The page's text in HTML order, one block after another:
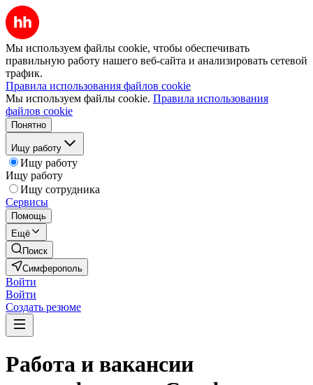
Мы используем файлы cookie, чтобы обеспечивать
правильную работу нашего веб-сайта и анализировать сетевой
трафик.
Правила использования файлов cookie
Мы используем файлы cookie. Правила использования
файлов cookie
Понятно
Ищу работу
Ищу работу
Ищу работу
Ищу сотрудника
Сервисы
Помощь
Ещё
Поиск
Симферополь
Войти
Войти
Создать резюме
Работа и вакансии